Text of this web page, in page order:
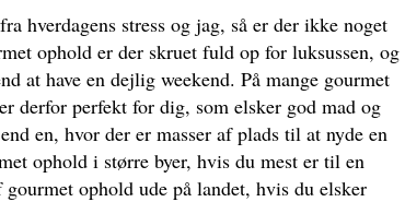
hverdagens stress og jag, så er der ikke noget
ophold er der skruet fuld op for luksussen, og
at have en dejlig weekend. På mange gourmet
derfor perfekt for dig, som elsker god mad og
en, hvor der er masser af plads til at nyde en
ophold i større byer, hvis du mest er til en
ophold ude på landet, hvis du elsker